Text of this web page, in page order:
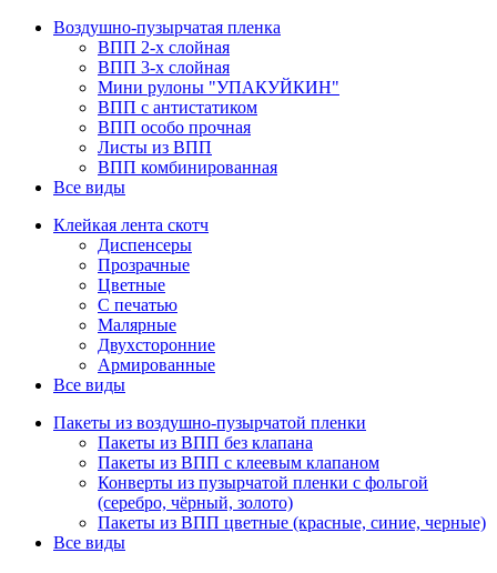
Воздушно-пузырчатая пленка
ВПП 2-х слойная
ВПП 3-х слойная
Мини рулоны "УПАКУЙКИН"
ВПП с антистатиком
ВПП особо прочная
Листы из ВПП
ВПП комбинированная
Все виды
Клейкая лента скотч
Диспенсеры
Прозрачные
Цветные
С печатью
Малярные
Двухсторонние
Армированные
Все виды
Пакеты из воздушно-пузырчатой пленки
Пакеты из ВПП без клапана
Пакеты из ВПП с клеевым клапаном
Конверты из пузырчатой пленки с фольгой
(серебро, чёрный, золото)
Пакеты из ВПП цветные (красные, синие, черные)
Все виды